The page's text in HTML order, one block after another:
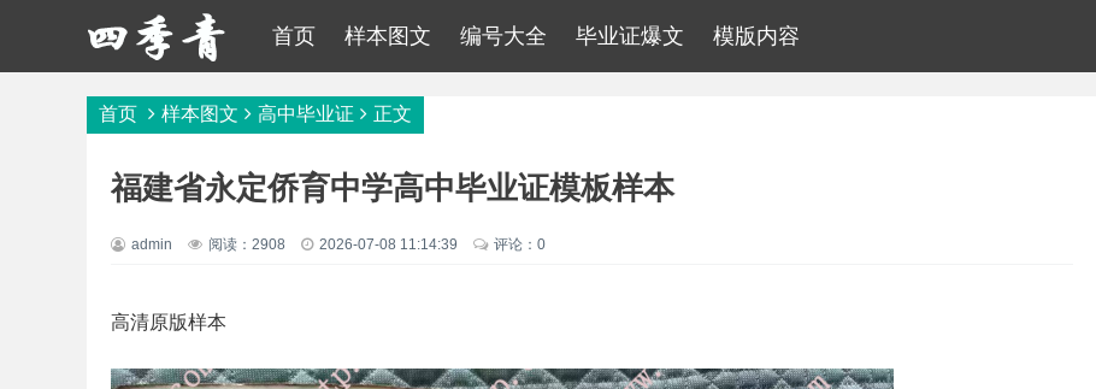
首页 样本图文 编号大全 毕业证爆文 模版内容
首页 样本图文 高中毕业证 正文
福建省永定侨育中学高中毕业证模板样本
admin 阅读：2908 2026-07-08 11:14:39 评论：0
高清原版样本